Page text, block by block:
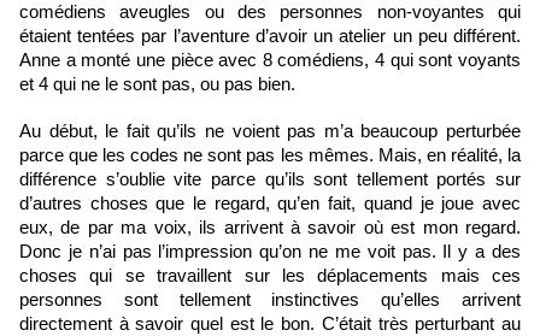
comédiens aveugles ou des personnes non-voyantes qui
étaient tentées par l’aventure d’avoir un atelier un peu différent.
Anne a monté une pièce avec 8 comédiens, 4 qui sont voyants
et 4 qui ne le sont pas, ou pas bien.
Au début, le fait qu’ils ne voient pas m’a beaucoup perturbée
parce que les codes ne sont pas les mêmes. Mais, en réalité, la
différence s’oublie vite parce qu’ils sont tellement portés sur
d’autres choses que le regard, qu’en fait, quand je joue avec
eux, de par ma voix, ils arrivent à savoir où est mon regard.
Donc je n’ai pas l’impression qu’on ne me voit pas. Il y a des
choses qui se travaillent sur les déplacements mais ces
personnes sont tellement instinctives qu’elles arrivent
directement à savoir quel est le bon. C’était très perturbant au